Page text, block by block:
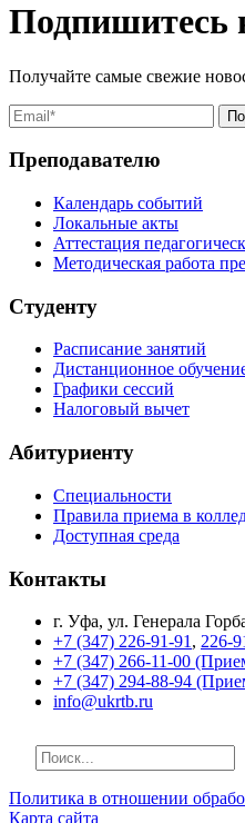
Подпишитесь
Получайте самые свежие
Преподавателю
Календарь событий
Локальные акты
Аттестация
Методическая работа
Студенту
Расписание занятий
Дистанционное
Графики сессий
Налоговый вычет
Абитуриенту
Специальности
Правила приема в
Доступная среда
Контакты
г. Уфа, ул. Генерала
+7 (347) 226-91-91 , 226-
+7 (347) 266-11-00
+7 (347) 294-88-94
info@ukrtb.ru
Политика в отношении
Карта сайта